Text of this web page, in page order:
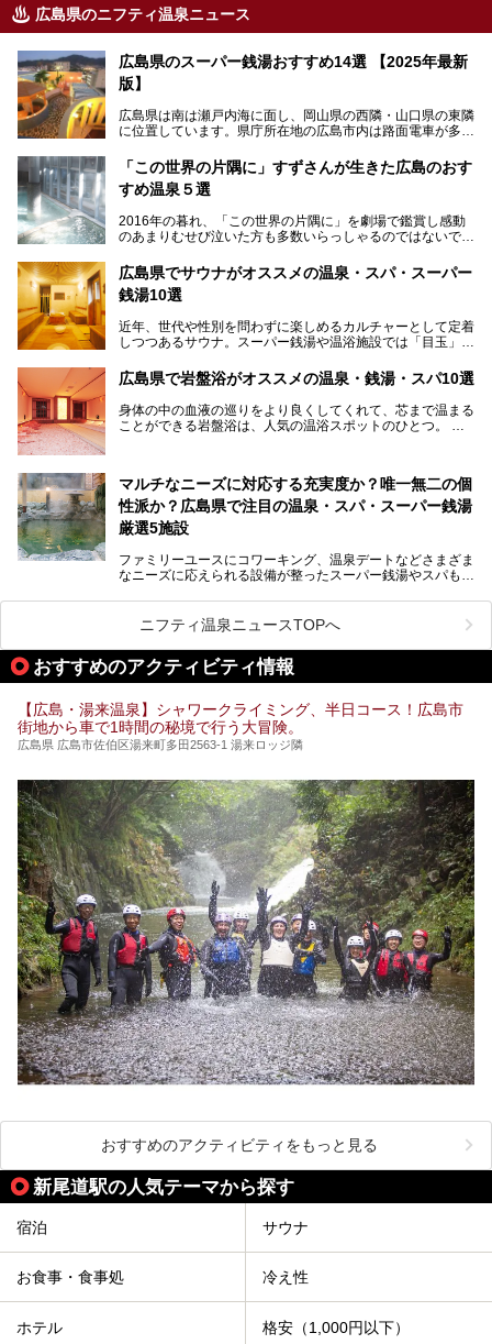
広島県のニフティ温泉ニュース
広島県のスーパー銭湯おすすめ14選 【2025年最新
版】
広島県は南は瀬戸内海に面し、岡山県の西隣・山口県の東隣
に位置しています。県庁所在地の広島市内は路面電車が多数
厳島神社と原爆ドームの2つの世界文化遺産があり、年間を
通して多数の観光客が訪れます。工業都市として栄えた呉市
や、坂の町・尾道市など、ゆっくり訪れたい町や観光スポッ
モン、全国にファンが多い広島風お好み焼きなどのグルメも
充実。
銭湯をご紹介します。
「この世界の片隅に」すずさんが生きた広島のおす
すめ温泉５選
2016年の暮れ、「この世界の片隅に」を劇場で鑑賞し感動
のあまりむせび泣いた方も多数いらっしゃるのではないでし
あの夏のヒロシマを生きた主人公すずさんの笑顔が、今もど
こかに輝きつづけていることをふと思い浮かべます。
そんな映画の舞台となった広島県呉市を中心に、広島のおす
広島県でサウナがオススメの温泉・スパ・スーパー
銭湯10選
近年、世代や性別を問わずに楽しめるカルチャーとして定着
しつつあるサウナ。スーパー銭湯や温浴施設では「目玉」と
わりと身体の内部を温めて発汗を促すサウナは、リフレッシ
ュ効果はもちろん、代謝が高まり健康や美容にも良い影響が
期待されます。今回はそんなサウナにこだわった、広島県内
のオススメ温泉・銭湯・スパ10ヶ所を紹介させていただき
ます。
広島県で岩盤浴がオススメの温泉・銭湯・スパ10選
身体の中の血液の巡りをより良くしてくれて、芯まで温まる
ことができる岩盤浴は、人気の温浴スポットのひとつ。
る、広島県でオススメの温泉・銭湯・スパをご紹介していき
ます！
マルチなニーズに対応する充実度か？唯一無二の個
性派か？広島県で注目の温泉・スパ・スーパー銭湯
厳選5施設
ファミリーユースにコワーキング、温泉デートなどさまざま
なニーズに応えられる設備が整ったスーパー銭湯やスパも、
いった個性が魅力の温泉も、どちらも充実している広島県。
今回は、そんな広島県にある温浴施設のなかから、筆者が
「一度訪ねてみたい」と気になっている魅力的な施設を5件
ピックアップして紹介します。
※2021/07/30時点の情報です。
ニフティ温泉ニュースTOPへ
おすすめのアクティビティ情報
【広島・湯来温泉】シャワークライミング、半日コース！広島市
街地から車で1時間の秘境で行う大冒険。
広島県 広島市佐伯区湯来町多田2563-1 湯来ロッジ隣
おすすめのアクティビティをもっと見る
新尾道駅の人気テーマから探す
宿泊 サウナ
お食事・食事処 冷え性
ホテル 格安（1,000円以下）